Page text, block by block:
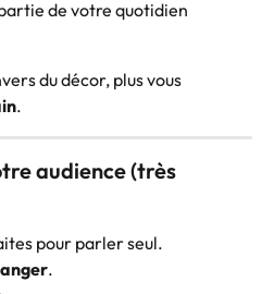
de votre quotidien
du décor, plus vous
.
audience (très
pour parler seul.
.